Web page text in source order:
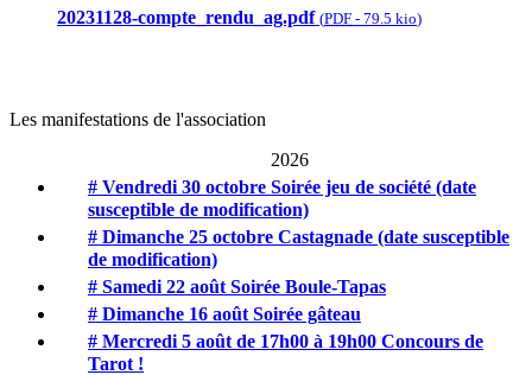
20231128-compte_rendu_ag.pdf (PDF - 79.5 kio)
Les manifestations de l'association
2026
# Vendredi 30 octobre Soirée jeu de société (date
susceptible de modification)
# Dimanche 25 octobre Castagnade (date susceptible
de modification)
# Samedi 22 août Soirée Boule-Tapas
# Dimanche 16 août Soirée gâteau
# Mercredi 5 août de 17h00 à 19h00 Concours de
Tarot !